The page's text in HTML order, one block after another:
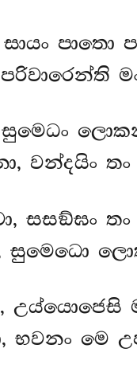
පාතො
මං
වන්දයිං තං
සසඞ්ඝං
සුමෙධො
උය්යොජෙසි
භවනං මෙ